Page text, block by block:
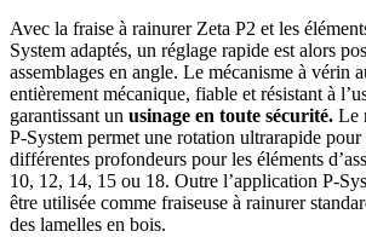
Avec la fraise à rainurer Zeta P2 et les
System adaptés, un réglage rapide est alors
assemblages en angle. Le mécanisme à vérin
entièrement mécanique, fiable et résistant à
garantissant un usinage en toute sécurité. Le
P-System permet une rotation ultrarapide pour
différentes profondeurs pour les éléments
10, 12, 14, 15 ou 18. Outre l’application P-
être utilisée comme fraiseuse à rainurer
des lamelles en bois.